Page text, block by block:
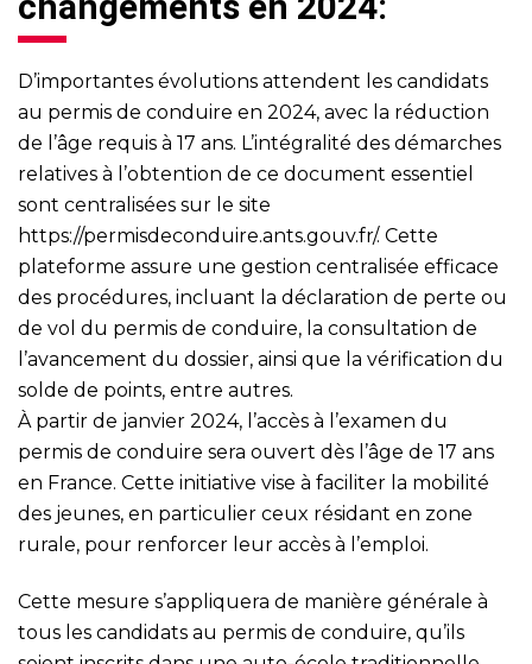
D’importantes évolutions attendent les candidats
au permis de conduire en 2024, avec la réduction
de l’âge requis à 17 ans. L’intégralité des démarches
relatives à l’obtention de ce document essentiel
sont centralisées sur le site
https://permisdeconduire.ants.gouv.fr/. Cette
plateforme assure une gestion centralisée efficace
des procédures, incluant la déclaration de perte ou
de vol du permis de conduire, la consultation de
l’avancement du dossier, ainsi que la vérification du
solde de points, entre autres.
À partir de janvier 2024, l’accès à l’examen du
permis de conduire sera ouvert dès l’âge de 17 ans
en France. Cette initiative vise à faciliter la mobilité
des jeunes, en particulier ceux résidant en zone
rurale, pour renforcer leur accès à l’emploi.
Cette mesure s’appliquera de manière générale à
tous les candidats au permis de conduire, qu’ils